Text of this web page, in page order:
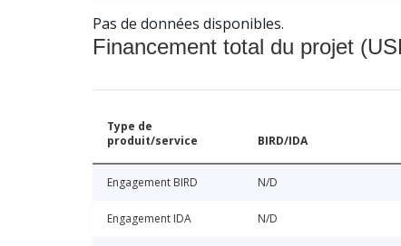
Pas de données disponibles.
Financement total du projet
Type de
produit/service
BIRD/IDA
Engagement BIRD N/D
Engagement IDA N/D